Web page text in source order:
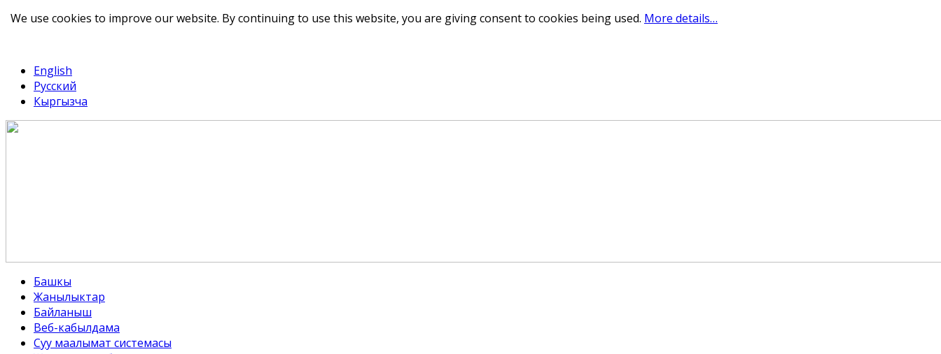
English
Русский
Кыргызча
Башкы
Жанылыктар
Байланыш
Веб-кабылдама
Суу маалымат системасы
We use cookies to improve our website. By continuing to use this website, you are giving consent to cookies being used. More details…